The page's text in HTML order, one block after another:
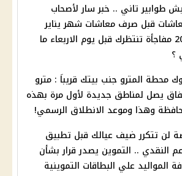
طوابير تاني .. خبر سار لأصحاب
قبل صرف معاشات شهر يناير
2025 مفاجأة تنتظرك قبل يوم الاربعاء ما
؟
محطة المترو جنب بيتك قريباَ : مترو
يصل لمناطق جديدة لأول مرة بهذه
وهذا وموعد الانطلاق الرسمي!
لن تتكرر ضيف عيالك قبل تطبيق
النقدي .. التموين يصدر قرار بشأن
المواليد علي البطاقات التموينية